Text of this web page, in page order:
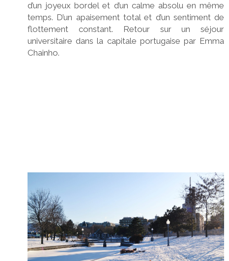
d’un joyeux bordel et d’un calme absolu en même
temps. D’un apaisement total et d’un sentiment de
flottement constant. Retour sur un séjour
universitaire dans la capitale portugaise par Emma
Chainho.